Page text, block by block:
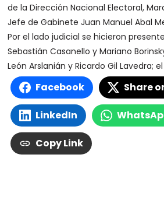
de la Dirección Nacional Electoral,
Jefe de Gabinete Juan Manuel Abal
Por el lado judicial se hicieron
Sebastián Casanello y Mariano
León Arslanián y Ricardo Gil Lavedra;
Facebook Share
LinkedIn
Copy Link